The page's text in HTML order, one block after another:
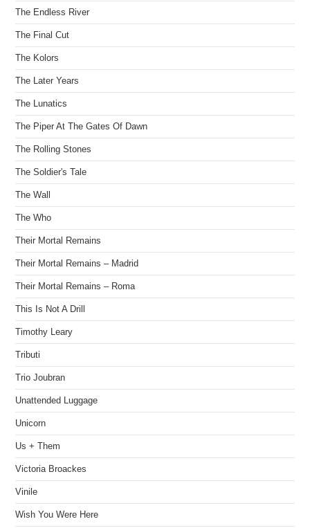
The Endless River
The Final Cut
The Kolors
The Later Years
The Lunatics
The Piper At The Gates Of Dawn
The Rolling Stones
The Soldier's Tale
The Wall
The Who
Their Mortal Remains
Their Mortal Remains – Madrid
Their Mortal Remains – Roma
This Is Not A Drill
Timothy Leary
Tributi
Trio Joubran
Unattended Luggage
Unicorn
Us + Them
Victoria Broackes
Vinile
Wish You Were Here